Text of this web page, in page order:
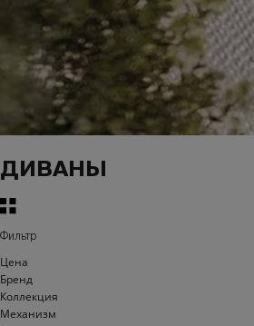
ДИВАНЫ
Фильтр
Цена
Бренд
Коллекция
Механизм